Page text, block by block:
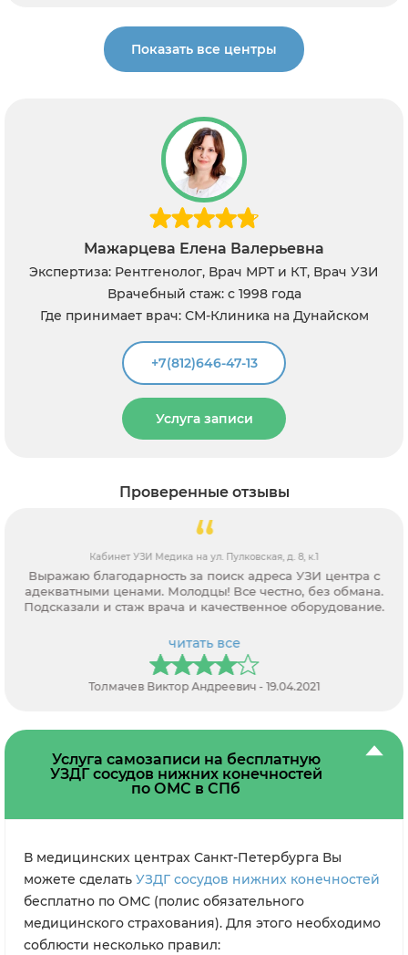
Показать все центры
Мажарцева Елена Валерьевна
Экспертиза: Рентгенолог, Врач МРТ и КТ, Врач УЗИ
Врачебный стаж: с 1998 года
Где принимает врач: СМ-Клиника на Дунайском
+7(812)646-47-13
Услуга записи
Проверенные отзывы
Кабинет УЗИ Медика на ул. Пулковская, д. 8, к.1
Выражаю благодарность за поиск адреса УЗИ центра с
адекватными ценами. Молодцы! Все честно, без обмана.
Подсказали и стаж врача и качественное оборудование.
читать все
Толмачев Виктор Андреевич - 19.04.2021
Услуга самозаписи на бесплатную
УЗДГ сосудов нижних конечностей
по ОМС в СПб
В медицинских центрах Санкт-Петербурга Вы
можете сделать УЗДГ сосудов нижних конечностей
бесплатно по ОМС (полис обязательного
медицинского страхования). Для этого необходимо
соблюсти несколько правил: